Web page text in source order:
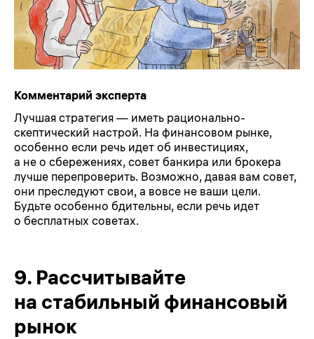
Комментарий эксперта
Лучшая стратегия — иметь рационально-
скептический настрой. На финансовом рынке,
особенно если речь идет об инвестициях,
а не о сбережениях, совет банкира или брокера
лучше перепроверить. Возможно, давая вам совет,
они преследуют свои, а вовсе не ваши цели.
Будьте особенно бдительны, если речь идет
о бесплатных советах.
9. Рассчитывайте
на стабильный финансовый
рынок